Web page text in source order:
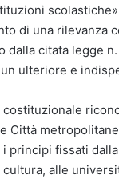
di una rilevanza
citata legge
ulteriore e
Città
fissati
alle